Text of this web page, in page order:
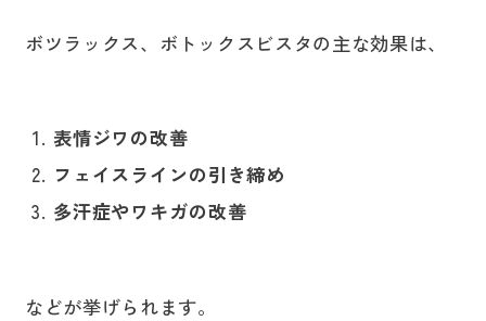
ボツラックス、ボトックスビスタの主な効果は、
表情ジワの改善
フェイスラインの引き締め
多汗症やワキガの改善
などが挙げられます。